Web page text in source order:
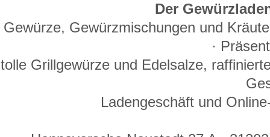
Der
Gewürze, Gewürzmischungen und
·
tolle Grillgewürze und Edelsalze,
Ladengeschäft und